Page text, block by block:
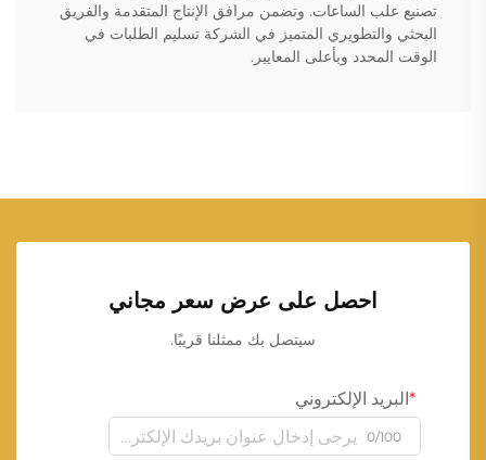
تصنيع علب الساعات. وتضمن مرافق الإنتاج المتقدمة والفريق
البحثي والتطويري المتميز في الشركة تسليم الطلبات في
الوقت المحدد وبأعلى المعايير.
احصل على عرض سعر مجاني
سيتصل بك ممثلنا قريبًا.
البريد الإلكتروني
0/100